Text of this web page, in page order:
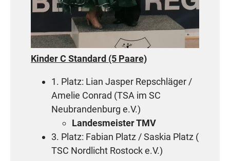
Kinder C Standard (5 Paare)
1. Platz: Lian Jasper Repschläger /
Amelie Conrad (TSA im SC
Neubrandenburg e.V.)
Landesmeister TMV
3. Platz: Fabian Platz / Saskia Platz (
TSC Nordlicht Rostock e.V.)